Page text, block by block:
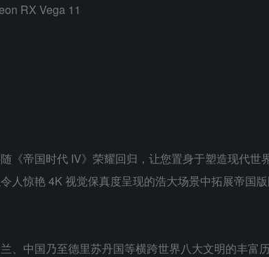
RX Vega 11
《帝国时代 IV》荣耀回归，让您置身于塑造现代世
人惊艳 4K 视觉保真度呈现的浩大场景中拓展帝国
、中国乃至德里苏丹国等横跨世界八大文明的丰富